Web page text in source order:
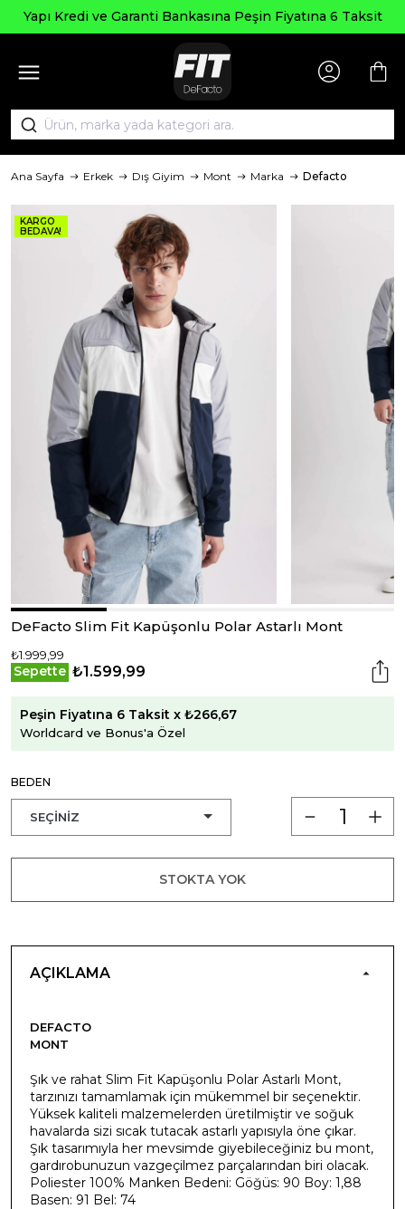
Yapı Kredi ve Garanti Bankasına Peşin Fiyatına 6 Taksit
Ana Sayfa Erkek Dış Giyim Mont Marka Defacto
KARGO
BEDAVA!
DeFacto Slim Fit Kapüşonlu Polar Astarlı Mont
₺1.999,99
Sepette ₺1.599,99
Peşin Fiyatına 6 Taksit x ₺266,67
Worldcard ve Bonus'a Özel
BEDEN
STOKTA YOK
AÇIKLAMA
DEFACTO
MONT
Şık ve rahat Slim Fit Kapüşonlu Polar Astarlı Mont,
tarzınızı tamamlamak için mükemmel bir seçenektir.
Yüksek kaliteli malzemelerden üretilmiştir ve soğuk
havalarda sizi sıcak tutacak astarlı yapısıyla öne çıkar.
Şık tasarımıyla her mevsimde giyebileceğiniz bu mont,
gardırobunuzun vazgeçilmez parçalarından biri olacak.
Poliester 100% Manken Bedeni: Göğüs: 90 Boy: 1,88
Basen: 91 Bel: 74